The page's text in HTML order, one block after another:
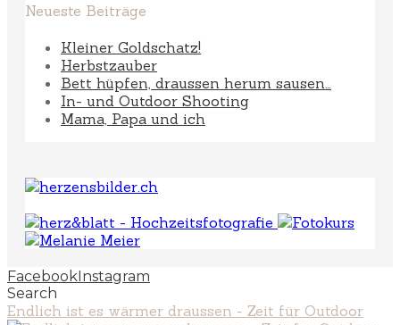
Neueste Beiträge
Kleiner Goldschatz!
Herbstzauber
Bett hüpfen, draussen herum sausen…
In- und Outdoor Shooting
Mama, Papa und ich
FacebookInstagram
Search
Endlich ist es wärmer draussen - Zeit für Outdoor